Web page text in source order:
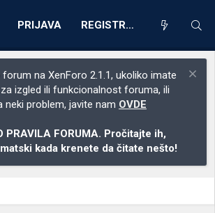
PRIJAVA REGISTRACIJA
na XenForo 2.1.1, ukoliko imate
izgled ili funkcionalnost foruma, ili
neki problem, javite nam OVDE
PRAVILA FORUMA. Pročitajte ih,
kada krenete da čitate nešto!